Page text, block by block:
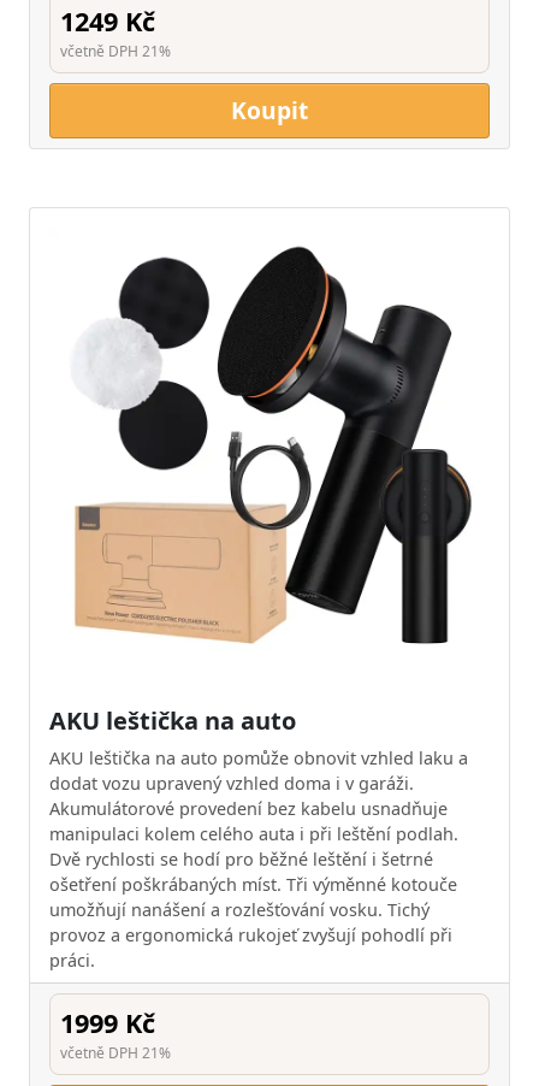
1249 Kč
včetně DPH 21%
Koupit
AKU leštička na auto
AKU leštička na auto pomůže obnovit vzhled laku a
dodat vozu upravený vzhled doma i v garáži.
Akumulátorové provedení bez kabelu usnadňuje
manipulaci kolem celého auta i při leštění podlah.
Dvě rychlosti se hodí pro běžné leštění i šetrné
ošetření poškrábaných míst. Tři výměnné kotouče
umožňují nanášení a rozlešťování vosku. Tichý
provoz a ergonomická rukojeť zvyšují pohodlí při
práci.
1999 Kč
včetně DPH 21%